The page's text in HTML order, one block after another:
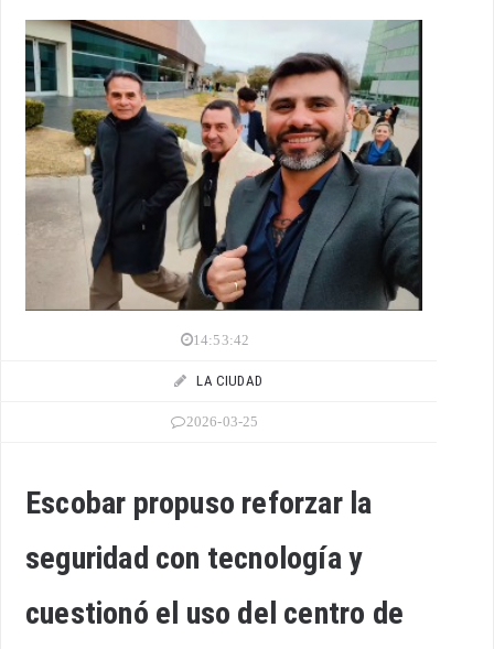
14:53:42
LA CIUDAD
2026-03-25
Escobar propuso reforzar la
seguridad con tecnología y
cuestionó el uso del centro de